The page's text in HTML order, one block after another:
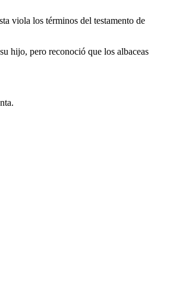
viola los términos del testamento de
hijo, pero reconoció que los albaceas